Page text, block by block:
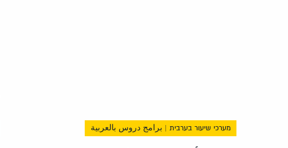
מערכי שיעור בערבית | برامج دروس بالعربية